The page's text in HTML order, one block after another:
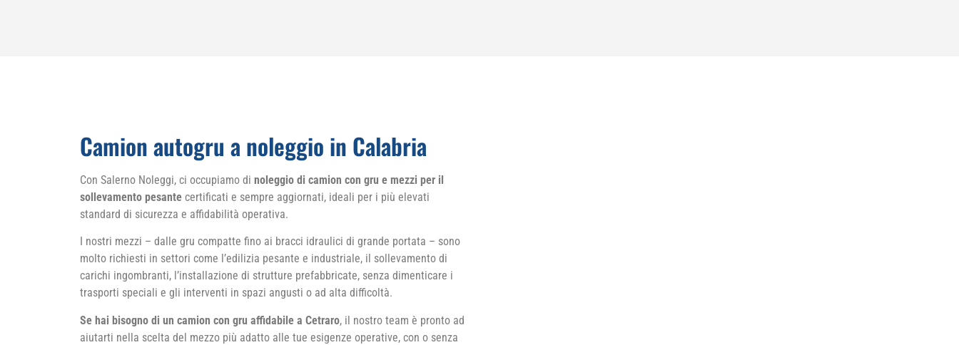
Camion autogru a noleggio in Calabria
Con Salerno Noleggi, ci occupiamo di noleggio di camion con gru e mezzi per il
sollevamento pesante certificati e sempre aggiornati, ideali per i più elevati
standard di sicurezza e affidabilità operativa.
I nostri mezzi – dalle gru compatte fino ai bracci idraulici di grande portata – sono
molto richiesti in settori come l’edilizia pesante e industriale, il sollevamento di
carichi ingombranti, l’installazione di strutture prefabbricate, senza dimenticare i
trasporti speciali e gli interventi in spazi angusti o ad alta difficoltà.
Se hai bisogno di un camion con gru affidabile a Cetraro, il nostro team è pronto ad
aiutarti nella scelta del mezzo più adatto alle tue esigenze operative, con o senza